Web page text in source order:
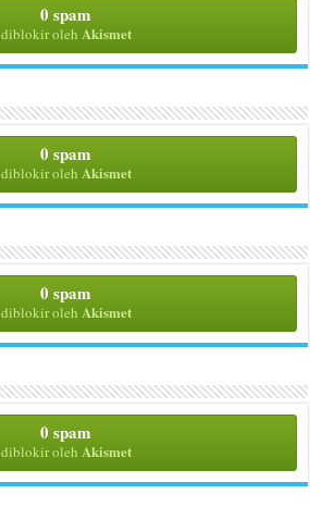
0 spam
diblokir oleh Akismet
0 spam
diblokir oleh Akismet
0 spam
diblokir oleh Akismet
0 spam
diblokir oleh Akismet